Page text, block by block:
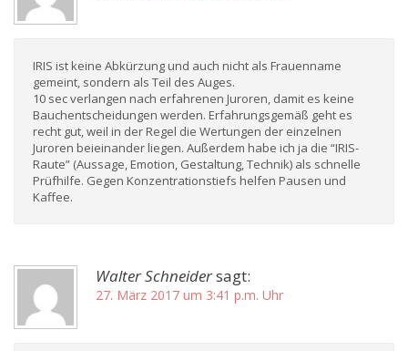
IRIS ist keine Abkürzung und auch nicht als Frauenname
gemeint, sondern als Teil des Auges.
10 sec verlangen nach erfahrenen Juroren, damit es keine
Bauchentscheidungen werden. Erfahrungsgemäß geht es
recht gut, weil in der Regel die Wertungen der einzelnen
Juroren beieinander liegen. Außerdem habe ich ja die “IRIS-
Raute” (Aussage, Emotion, Gestaltung, Technik) als schnelle
Prüfhilfe. Gegen Konzentrationstiefs helfen Pausen und
Kaffee.
Walter Schneidersagt:
27. März 2017 um 3:41 p.m. Uhr